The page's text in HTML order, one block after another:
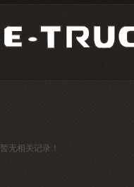
暂无相关记录！